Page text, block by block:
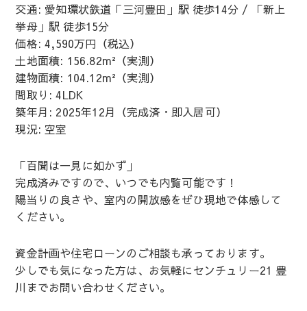
交通: 愛知環状鉄道「三河豊田」駅 徒歩14分 / 「新上
挙母」駅 徒歩15分
価格: 4,590万円（税込）
土地面積: 156.82m²（実測）
建物面積: 104.12m²（実測）
間取り: 4LDK
築年月: 2025年12月（完成済・即入居可）
現況: 空室
「百聞は一見に如かず」
完成済みですので、いつでも内覧可能です！
陽当りの良さや、室内の開放感をぜひ現地で体感して
ください。
資金計画や住宅ローンのご相談も承っております。
少しでも気になった方は、お気軽にセンチュリー21 豊
川までお問い合わせください。